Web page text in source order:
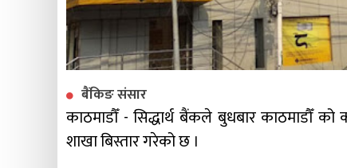
बैंकिङ संसार
काठमाडौँ - सिद्धार्थ बैंकले बुधबार काठमाडौँ को
शाखा बिस्तार गरेको छ ।